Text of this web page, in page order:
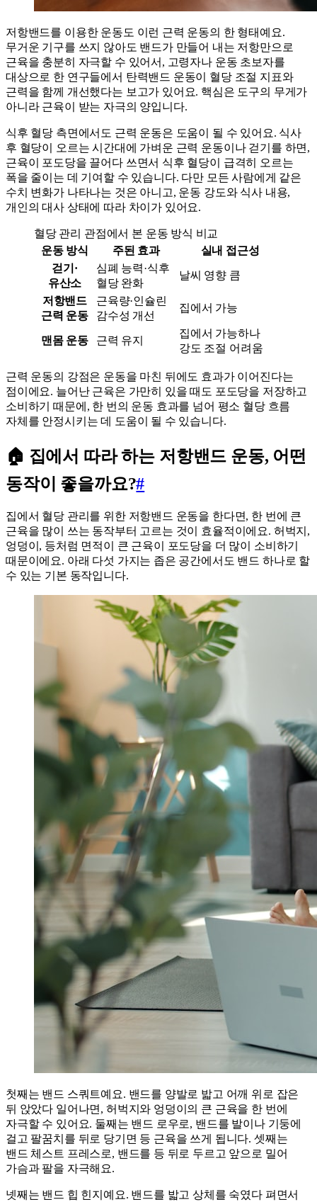
저항밴드를 이용한 운동도 이런 근력 운동의 한 형태예요.
무거운 기구를 쓰지 않아도 밴드가 만들어 내는 저항만으로
근육을 충분히 자극할 수 있어서, 고령자나 운동 초보자를
대상으로 한 연구들에서 탄력밴드 운동이 혈당 조절 지표와
근력을 함께 개선했다는 보고가 있어요. 핵심은 도구의 무게가
아니라 근육이 받는 자극의 양입니다.
식후 혈당 측면에서도 근력 운동은 도움이 될 수 있어요. 식사
후 혈당이 오르는 시간대에 가벼운 근력 운동이나 걷기를 하면,
근육이 포도당을 끌어다 쓰면서 식후 혈당이 급격히 오르는
폭을 줄이는 데 기여할 수 있습니다. 다만 모든 사람에게 같은
수치 변화가 나타나는 것은 아니고, 운동 강도와 식사 내용,
개인의 대사 상태에 따라 차이가 있어요.
혈당 관리 관점에서 본 운동 방식 비교
운동 방식
주된 효과
실내 접근성
걷기·
유산소
심폐 능력·식후
혈당 완화
날씨 영향 큼
저항밴드
근력 운동
근육량·인슐린
감수성 개선
집에서 가능
맨몸 운동 근력 유지
집에서 가능하나
강도 조절 어려움
근력 운동의 강점은 운동을 마친 뒤에도 효과가 이어진다는
점이에요. 늘어난 근육은 가만히 있을 때도 포도당을 저장하고
소비하기 때문에, 한 번의 운동 효과를 넘어 평소 혈당 흐름
자체를 안정시키는 데 도움이 될 수 있습니다.
🏠 집에서 따라 하는 저항밴드 운동, 어떤
동작이 좋을까요?#
집에서 혈당 관리를 위한 저항밴드 운동을 한다면, 한 번에 큰
근육을 많이 쓰는 동작부터 고르는 것이 효율적이에요. 허벅지,
엉덩이, 등처럼 면적이 큰 근육이 포도당을 더 많이 소비하기
때문이에요. 아래 다섯 가지는 좁은 공간에서도 밴드 하나로 할
수 있는 기본 동작입니다.
첫째는 밴드 스쿼트예요. 밴드를 양발로 밟고 어깨 위로 잡은
뒤 앉았다 일어나면, 허벅지와 엉덩이의 큰 근육을 한 번에
자극할 수 있어요. 둘째는 밴드 로우로, 밴드를 발이나 기둥에
걸고 팔꿈치를 뒤로 당기면 등 근육을 쓰게 됩니다. 셋째는
밴드 체스트 프레스로, 밴드를 등 뒤로 두르고 앞으로 밀어
가슴과 팔을 자극해요.
넷째는 밴드 힙 힌지예요. 밴드를 밟고 상체를 숙였다 펴면서